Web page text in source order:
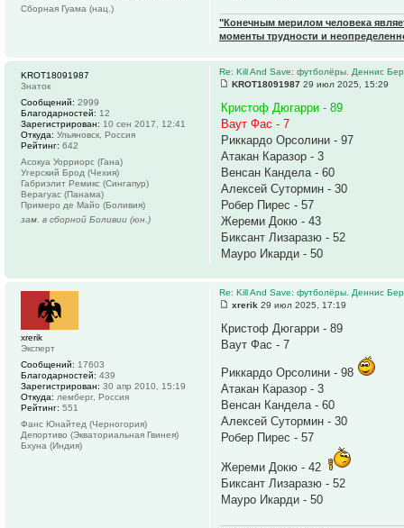
"Конечным мерилом человека
моменты трудности и
Сборная Гуама (нац.)
Re: Kill And Save: футболёры. Деннис
KROT18091987 29 июл 2025, 15:29
Кристоф Дюгарри - 89
Ваут Фас - 7
Риккардо Орсолини - 97
Атакан Каразор - 3
Венсан Кандела - 60
Алексей Сутормин - 30
Робер Пирес - 57
Жереми Докю - 43
Биксант Лизаразю - 52
Мауро Икарди - 50
KROT18091987
Знаток
Сообщений: 2999
Благодарностей: 12
Зарегистрирован: 10 сен 2017, 12:41
Откуда: Ульяновск, Россия
Рейтинг: 642
Асокуа Уорриорс (Гана)
Угерский Брод (Чехия)
Габриэлит Ремикс (Сингапур)
Верагуас (Панама)
Примеро де Майо (Боливия)
зам. в сборной Боливии (юн.)
Re: Kill And Save: футболёры. Деннис
xrerik 29 июл 2025, 17:19
Кристоф Дюгарри - 89
Ваут Фас - 7
Риккардо Орсолини - 98
Атакан Каразор - 3
Венсан Кандела - 60
Алексей Сутормин - 30
Робер Пирес - 57
Жереми Докю - 42
Биксант Лизаразю - 52
Мауро Икарди - 50
xrerik
Эксперт
Сообщений: 17603
Благодарностей: 439
Зарегистрирован: 30 апр 2010, 15:19
Откуда: лемберг, Россия
Рейтинг: 551
Фанс Юнайтед (Черногория)
Депортиво (Экваториальная Гвинея)
Бхуна (Индия)